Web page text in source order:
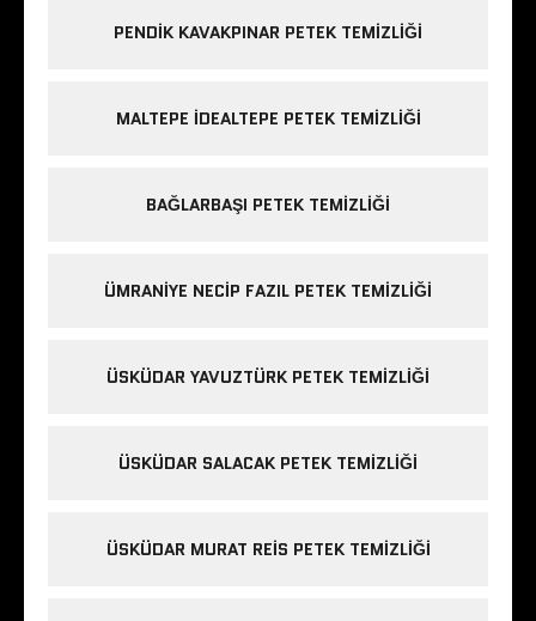
PENDIK KAVAKPINAR PETEK TEMIZLIĞI
MALTEPE IDEALTEPE PETEK TEMIZLIĞI
BAĞLARBAŞI PETEK TEMIZLIĞI
ÜMRANIYE NECIP FAZIL PETEK TEMIZLIĞI
ÜSKÜDAR YAVUZTÜRK PETEK TEMIZLIĞI
ÜSKÜDAR SALACAK PETEK TEMIZLIĞI
ÜSKÜDAR MURAT REIS PETEK TEMIZLIĞI